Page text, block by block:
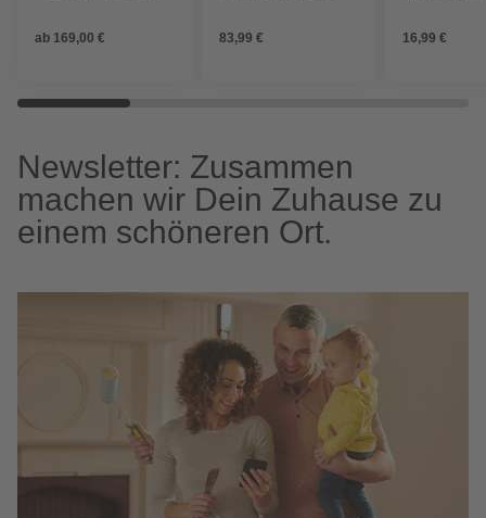
ab 169,00 € 83,99 € 16,99 €
Newsletter: Zusammen
machen wir Dein Zuhause zu
einem schöneren Ort.